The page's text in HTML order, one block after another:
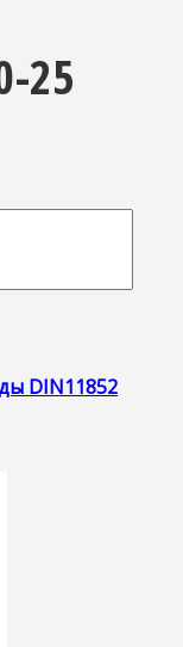
25
DIN11852